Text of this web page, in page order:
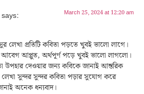
says: March 25, 2024 at 12:20 am
লেখা প্রতিটি কবিতা পড়তে খুবই ভালো লাগে।
আবেগ আপ্লুত, অর্থপূর্ণ পড়ে খুবই ভালো লাগলো।
উপহার দেওয়ার জন্য কবিকে জানাই আন্তরিক
সুন্দর সুন্দর কবিতা পড়ার সুযোগ করে
অনেক ধন্যবাদ।